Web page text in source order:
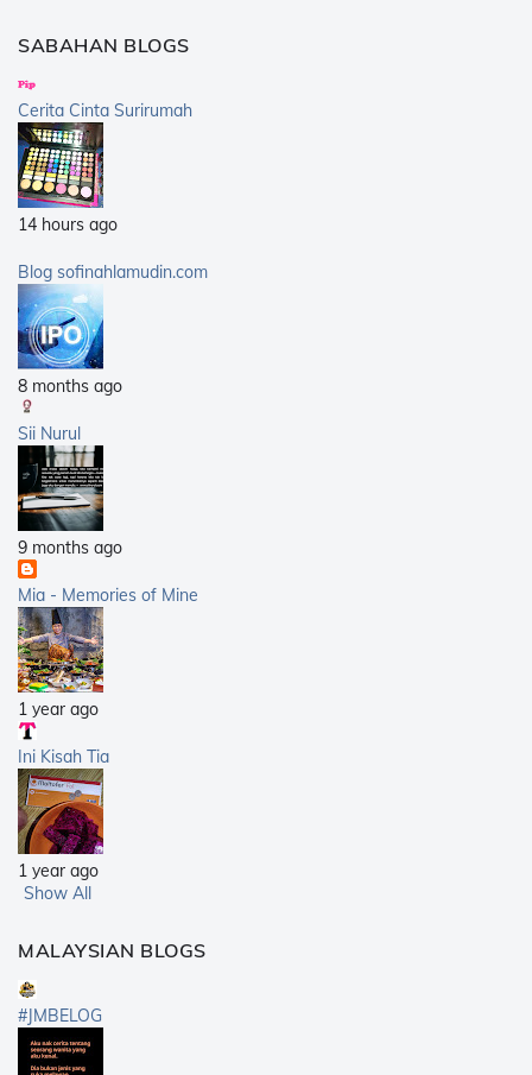
2014
2013
2012
2011
2010
2009
2008
2007
SABAHAN BLOGS
Cerita Cinta Surirumah
14 hours ago
Blog sofinahlamudin.com
8 months ago
Sii Nurul
9 months ago
Mia - Memories of Mine
1 year ago
Ini Kisah Tia
1 year ago
Show All
MALAYSIAN BLOGS
#JMBELOG